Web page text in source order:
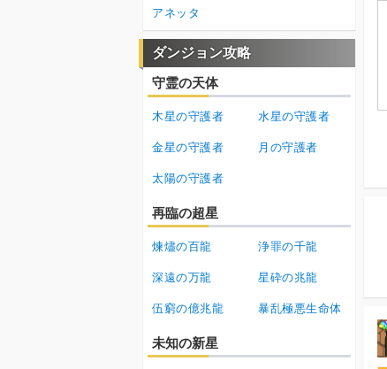
アネッタ
ダンジョン攻略
守霊の天体
木星の守護者 水星の守護者
金星の守護者 月の守護者
太陽の守護者
再臨の超星
煉燼の百龍 浄罪の千龍
深遠の万龍 星砕の兆龍
伍窮の億兆龍 暴乱極悪生命体
未知の新星